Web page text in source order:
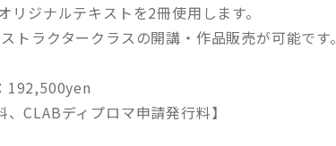
ジナルテキストを2冊使用します。
トラクタークラスの開講・作品販売が可能です。
192,500yen
CLABディプロマ申請発行料】